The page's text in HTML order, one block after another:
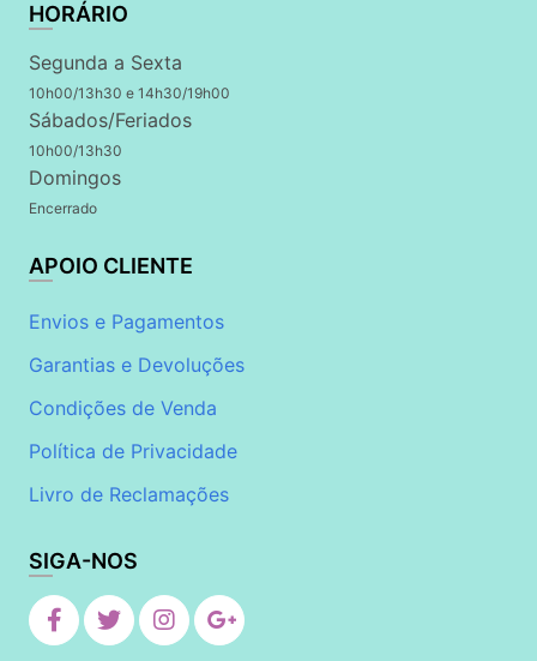
HORÁRIO
Segunda a Sexta
10h00/13h30 e 14h30/19h00
Sábados/Feriados
10h00/13h30
Domingos
Encerrado
APOIO CLIENTE
Envios e Pagamentos
Garantias e Devoluções
Condições de Venda
Política de Privacidade
Livro de Reclamações
SIGA-NOS